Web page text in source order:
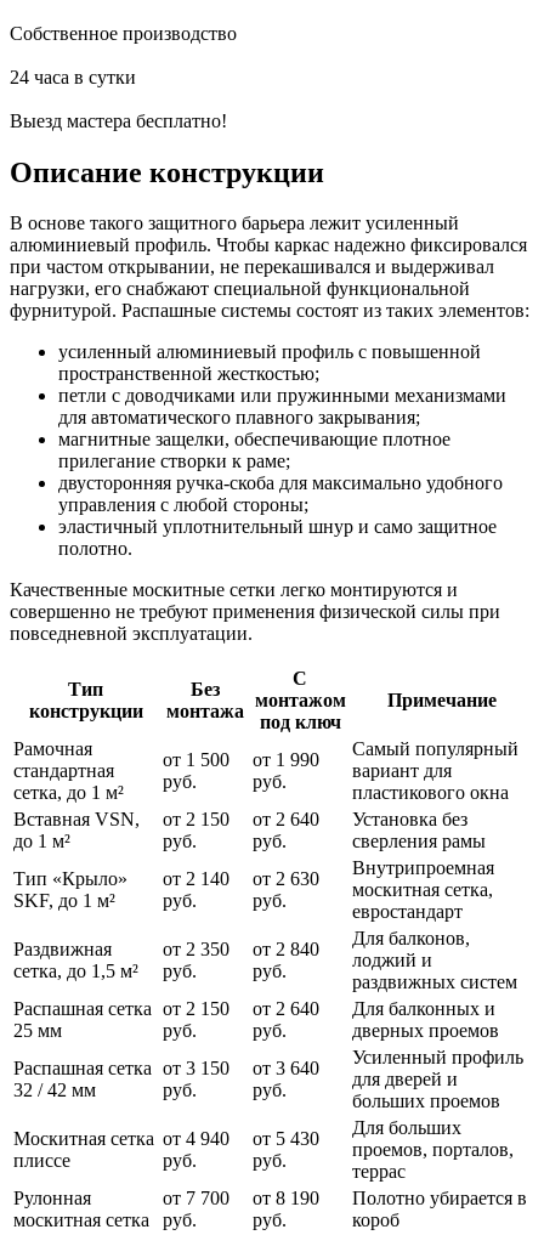
Собственное производство
24 часа в сутки
Выезд мастера бесплатно!
Описание конструкции
В основе такого защитного барьера лежит усиленный
алюминиевый профиль. Чтобы каркас надежно фиксировался
при частом открывании, не перекашивался и выдерживал
нагрузки, его снабжают специальной функциональной
фурнитурой. Распашные системы состоят из таких элементов:
усиленный алюминиевый профиль с повышенной
пространственной жесткостью;
петли с доводчиками или пружинными механизмами
для автоматического плавного закрывания;
магнитные защелки, обеспечивающие плотное
прилегание створки к раме;
двусторонняя ручка-скоба для максимально удобного
управления с любой стороны;
эластичный уплотнительный шнур и само защитное
полотно.
Качественные москитные сетки легко монтируются и
совершенно не требуют применения физической силы при
повседневной эксплуатации.
Тип
конструкции
Без
монтажа
С
монтажом
под ключ
Примечание
Рамочная
стандартная
сетка, до 1 м²
от 1 500
руб.
от 1 990
руб.
Самый популярный
вариант для
пластикового окна
Вставная VSN,
до 1 м²
от 2 150
руб.
от 2 640
руб.
Установка без
сверления рамы
Тип «Крыло»
SKF, до 1 м²
от 2 140
руб.
от 2 630
руб.
Внутрипроемная
москитная сетка,
евростандарт
Раздвижная
сетка, до 1,5 м²
от 2 350
руб.
от 2 840
руб.
Для балконов,
лоджий и
раздвижных систем
Распашная сетка
25 мм
от 2 150
руб.
от 2 640
руб.
Для балконных и
дверных проемов
Распашная сетка
32 / 42 мм
от 3 150
руб.
от 3 640
руб.
Усиленный профиль
для дверей и
больших проемов
Москитная сетка
плиссе
от 4 940
руб.
от 5 430
руб.
Для больших
проемов, порталов,
террас
Рулонная
москитная сетка
от 7 700
руб.
от 8 190
руб.
Полотно убирается в
короб